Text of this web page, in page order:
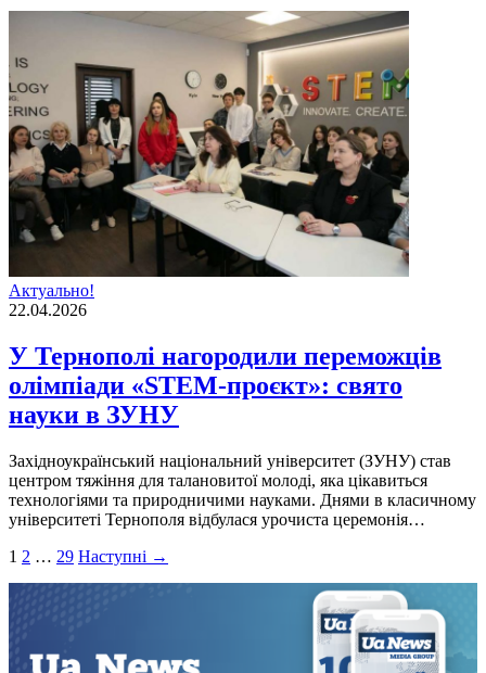
Актуально!
22.04.2026
У Тернополі нагородили переможців
олімпіади «STEM-проєкт»: свято
науки в ЗУНУ
Західноукраїнський національний університет (ЗУНУ) став
центром тяжіння для талановитої молоді, яка цікавиться
технологіями та природничими науками. Днями в класичному
університеті Тернополя відбулася урочиста церемонія…
Пагінація
записів
1 2 … 29 Наступні →